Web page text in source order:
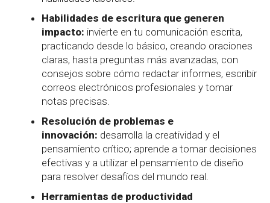
Habilidades de escritura que generen
impacto: invierte en tu comunicación escrita,
practicando desde lo básico, creando oraciones
claras, hasta preguntas más avanzadas, con
consejos sobre cómo redactar informes, escribir
correos electrónicos profesionales y tomar
notas precisas.
Resolución de problemas e
innovación: desarrolla la creatividad y el
pensamiento crítico; aprende a tomar decisiones
efectivas y a utilizar el pensamiento de diseño
para resolver desafíos del mundo real.
Herramientas de productividad